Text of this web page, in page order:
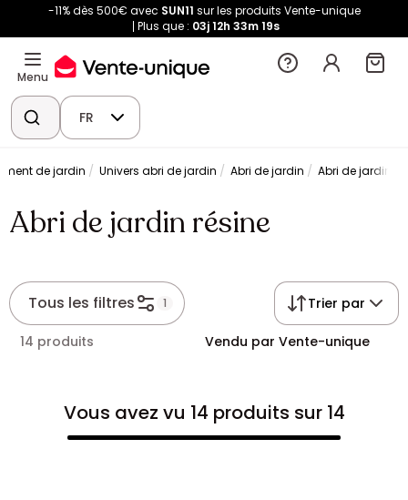
-11% dès 500€ avec SUN11 sur les produits Vente-unique
Plus que : 03j 12h 33m 18s
Menu
FR
de jardin Univers abri de jardin Abri de jardin Abri de jardin
Abri de jardin résine
Tous les filtres 1 Trier par
14 produits Vendu par Vente-unique
Vous avez vu 14 produits sur 14